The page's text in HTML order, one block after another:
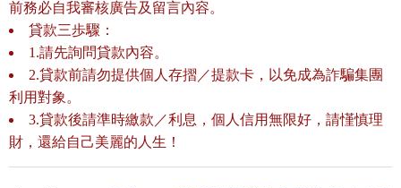
前務必自我審核廣告及留言內容。
貸款三歩驟：
1.請先詢問貸款內容。
2.貸款前請勿提供個人存摺／提款卡，以免成為詐騙集團
利用對象。
3.貸款後請準時繳款／利息，個人信用無限好，請慬慎理
財，還給自己美麗的人生！